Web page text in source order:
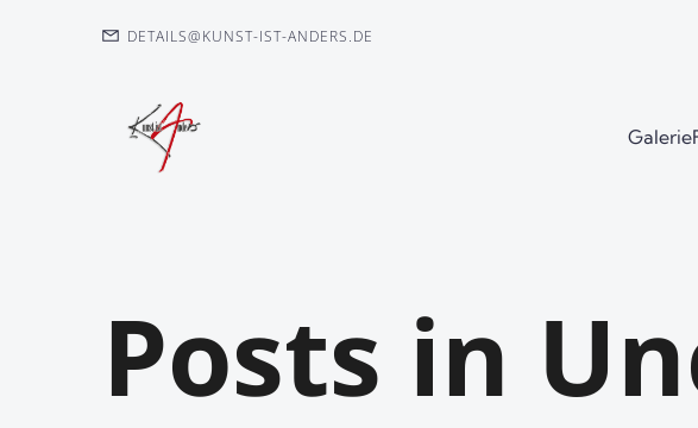
DETAILS@KUNST-IST-ANDERS.DE
Galerie
Posts in